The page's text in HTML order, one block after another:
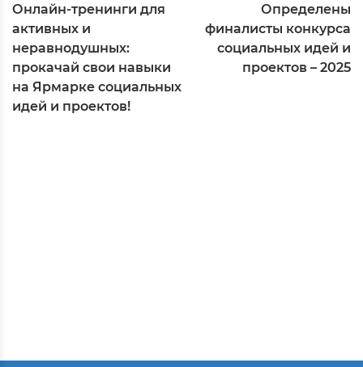
Онлайн-тренинги для
активных и
неравнодушных:
прокачай свои навыки
на Ярмарке социальных
идей и проектов!
Определены
финалисты конкурса
социальных идей и
проектов – 2025